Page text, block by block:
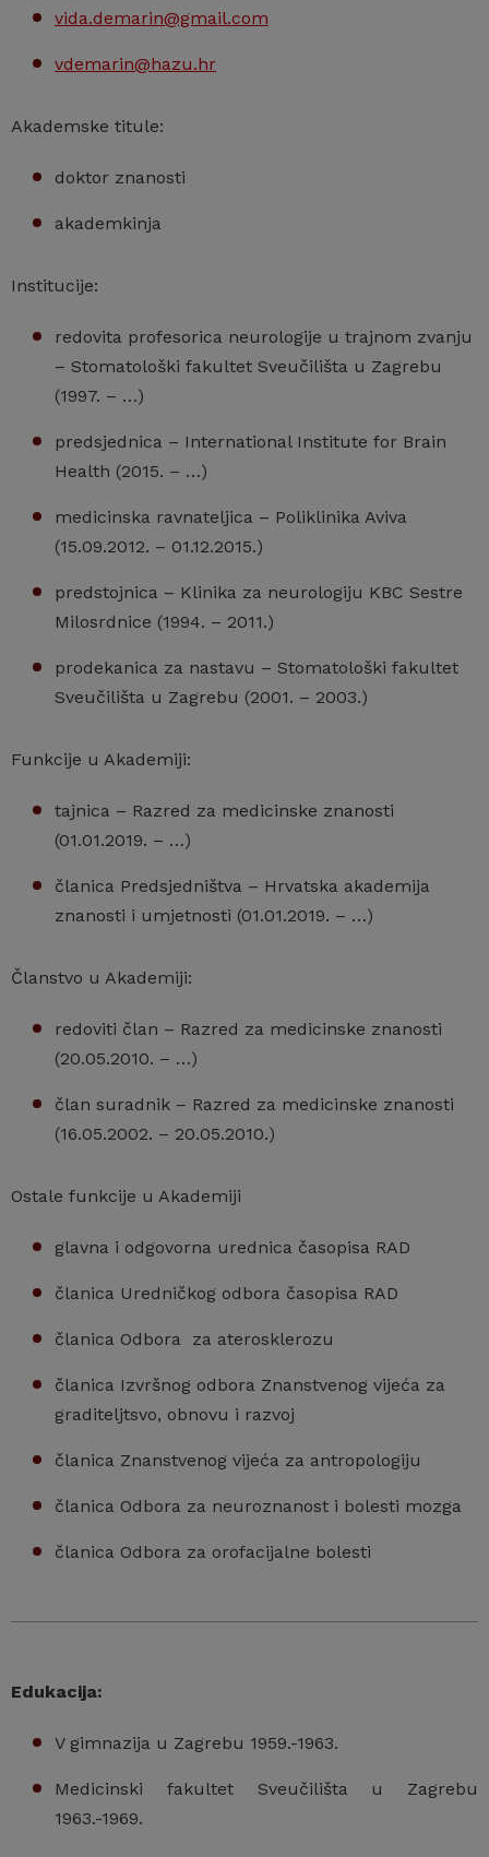
vida.demarin@gmail.com
vdemarin@hazu.hr
Akademske titule:
doktor znanosti
akademkinja
Institucije:
redovita profesorica neurologije u trajnom zvanju
– Stomatološki fakultet Sveučilišta u Zagrebu
(1997. – …)
predsjednica – International Institute for Brain
Health (2015. – …)
medicinska ravnateljica – Poliklinika Aviva
(15.09.2012. – 01.12.2015.)
predstojnica – Klinika za neurologiju KBC Sestre
Milosrdnice (1994. – 2011.)
prodekanica za nastavu – Stomatološki fakultet
Sveučilišta u Zagrebu (2001. – 2003.)
Funkcije u Akademiji:
tajnica – Razred za medicinske znanosti
(01.01.2019. – …)
članica Predsjedništva – Hrvatska akademija
znanosti i umjetnosti (01.01.2019. – …)
Članstvo u Akademiji:
redoviti član – Razred za medicinske znanosti
(20.05.2010. – …)
član suradnik – Razred za medicinske znanosti
(16.05.2002. – 20.05.2010.)
Ostale funkcije u Akademiji
glavna i odgovorna urednica časopisa RAD
članica Uredničkog odbora časopisa RAD
članica Odbora za aterosklerozu
članica Izvršnog odbora Znanstvenog vijeća za
graditeljtsvo, obnovu i razvoj
članica Znanstvenog vijeća za antropologiju
članica Odbora za neuroznanost i bolesti mozga
članica Odbora za orofacijalne bolesti
Edukacija:
V gimnazija u Zagrebu 1959.-1963.
Medicinski fakultet Sveučilišta u Zagrebu
1963.-1969.